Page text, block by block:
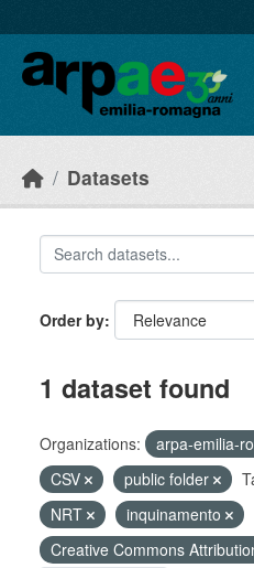
Datasets
Order by
1 dataset found
Organizations: arpa-emilia-
CSV
public folder
NRT
inquinamento
Creative Commons